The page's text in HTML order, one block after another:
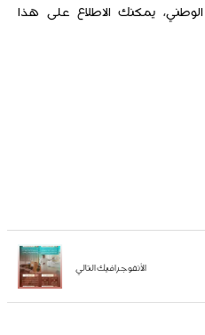
الوطني، يمكنك الاطلاع على هذا
الأنفوجرافيك التالي